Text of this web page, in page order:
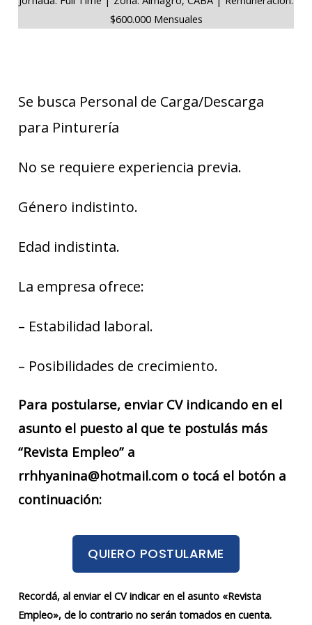
$600.000 Mensuales
Se busca Personal de Carga/Descarga
para Pinturería
No se requiere experiencia previa.
Género indistinto.
Edad indistinta.
La empresa ofrece:
– Estabilidad laboral.
– Posibilidades de crecimiento.
Para postularse, enviar CV indicando en el
asunto el puesto al que te postulás más
“Revista Empleo” a
rrhhyanina@hotmail.com o tocá el botón a
continuación:
QUIERO POSTULARME
Recordá, al enviar el CV indicar en el asunto «Revista
Empleo», de lo contrario no serán tomados en cuenta.